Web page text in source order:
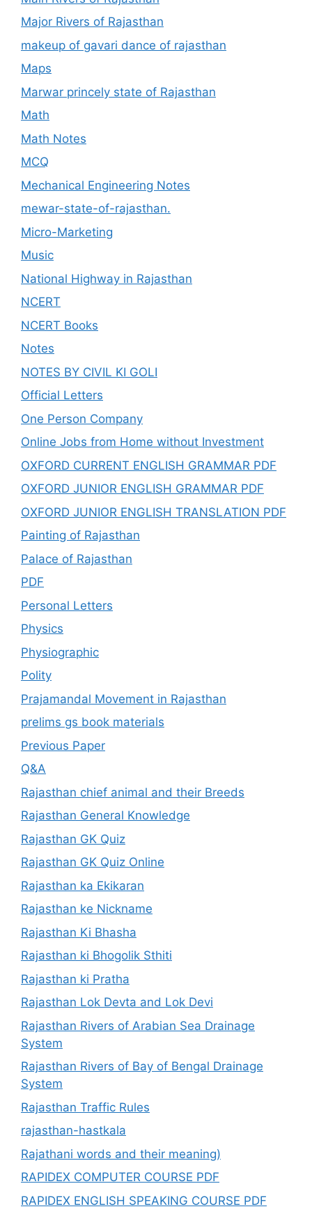
Major Rivers of Rajasthan
makeup of gavari dance of rajasthan
Maps
Marwar princely state of Rajasthan
Math
Math Notes
MCQ
Mechanical Engineering Notes
mewar-state-of-rajasthan.
Micro-Marketing
Music
National Highway in Rajasthan
NCERT
NCERT Books
Notes
NOTES BY CIVIL KI GOLI
Official Letters
One Person Company
Online Jobs from Home without Investment
OXFORD CURRENT ENGLISH GRAMMAR PDF
OXFORD JUNIOR ENGLISH GRAMMAR PDF
OXFORD JUNIOR ENGLISH TRANSLATION PDF
Painting of Rajasthan
Palace of Rajasthan
PDF
Personal Letters
Physics
Physiographic
Polity
Prajamandal Movement in Rajasthan
prelims gs book materials
Previous Paper
Q&A
Rajasthan chief animal and their Breeds
Rajasthan General Knowledge
Rajasthan GK Quiz
Rajasthan GK Quiz Online
Rajasthan ka Ekikaran
Rajasthan ke Nickname
Rajasthan Ki Bhasha
Rajasthan ki Bhogolik Sthiti
Rajasthan ki Pratha
Rajasthan Lok Devta and Lok Devi
Rajasthan Rivers of Arabian Sea Drainage
System
Rajasthan Rivers of Bay of Bengal Drainage
System
Rajasthan Traffic Rules
rajasthan-hastkala
Rajathani words and their meaning)
RAPIDEX COMPUTER COURSE PDF
RAPIDEX ENGLISH SPEAKING COURSE PDF